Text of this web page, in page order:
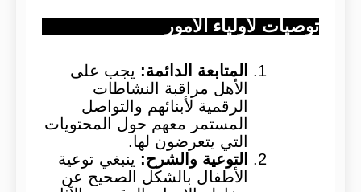
توصيات لأولياء الأمور
المتابعة الدائمة: يجب على
الأهل مراقبة النشاطات
الرقمية لأبنائهم والتواصل
المستمر معهم حول المحتويات
التي يتعرضون لها.
التوعية والشرح: ينبغي توعية
الأطفال بالشكل الصحيح عن